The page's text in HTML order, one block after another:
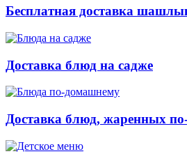
Бесплатная доставка
Доставка блюд на садже
Доставка блюд, жаренных